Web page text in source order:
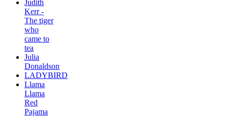
Judith
Kerr -
The tiger
who
came to
tea
Julia
Donaldson
LADYBIRD
Llama
Llama
Red
Pajama